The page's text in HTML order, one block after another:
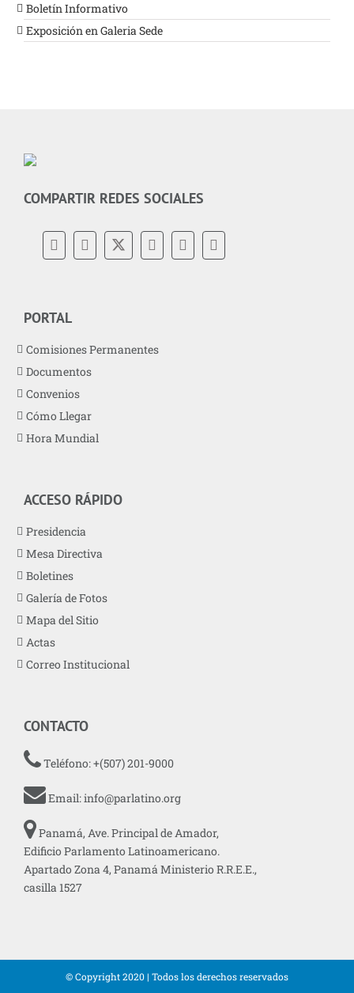
Boletín Informativo
Exposición en Galeria Sede
COMPARTIR REDES SOCIALES
PORTAL
Comisiones Permanentes
Documentos
Convenios
Cómo Llegar
Hora Mundial
ACCESO RÁPIDO
Presidencia
Mesa Directiva
Boletines
Galería de Fotos
Mapa del Sitio
Actas
Correo Institucional
CONTACTO
Teléfono: +(507) 201-9000
Email:info@parlatino.org
Panamá, Ave. Principal de Amador,
Edificio Parlamento Latinoamericano.
Apartado Zona 4, Panamá Ministerio R.R.E.E.,
casilla 1527
© Copyright 2020 | Todos los derechos reservados